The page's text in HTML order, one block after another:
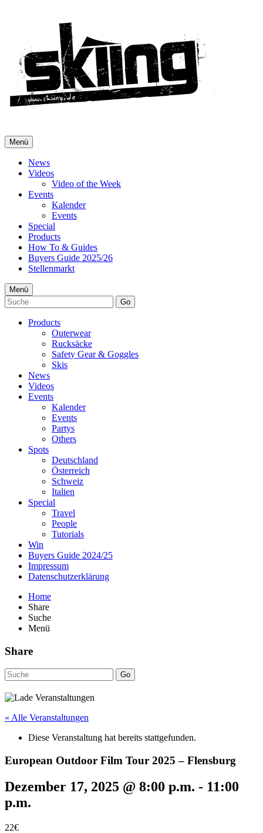
Menü
News
Videos
Video of the Week
Events
Kalender
Events
Special
Products
How To & Guides
Buyers Guide 2025/26
Stellenmarkt
Menü
Go
Products
Outerwear
Rucksäcke
Safety Gear & Goggles
Skis
News
Videos
Events
Kalender
Events
Partys
Others
Spots
Deutschland
Österreich
Schweiz
Italien
Special
Travel
People
Tutorials
Win
Buyers Guide 2024/25
Impressum
Datenschutzerklärung
Home
Share
Suche
Menü
Share
Go
« Alle Veranstaltungen
Diese Veranstaltung hat bereits stattgefunden.
European Outdoor Film Tour 2025 – Flensburg
Dezember 17, 2025 @ 8:00 p.m. - 11:00
p.m.
22€